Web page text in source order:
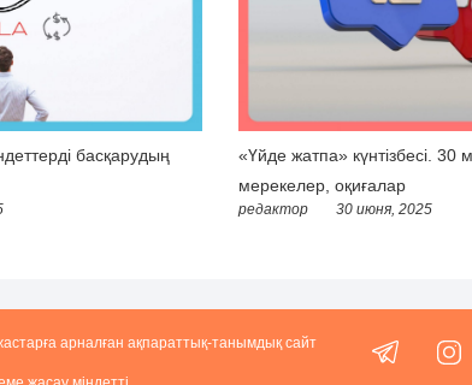
басқарудың
«Үйде жатпа» күнтізбесі. 30
мерекелер, оқиғалар
редактор 30 июня, 2025
арналған ақпараттық-танымдық сайт